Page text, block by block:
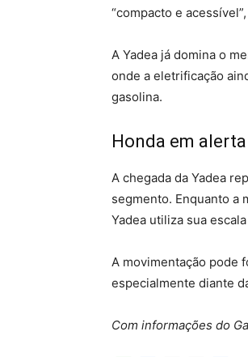
“compacto e
A Yadea já domina o
onde a eletrificação
gasolina.
Honda em alerta
A chegada da Yadea
segmento. Enquanto a
Yadea utiliza sua
A movimentação pode
especialmente diante
Com informações do